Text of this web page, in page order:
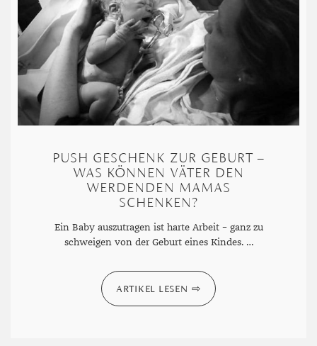
PUSH GESCHENK ZUR GEBURT –
WAS KÖNNEN VÄTER DEN
WERDENDEN MAMAS
SCHENKEN?
Ein Baby auszutragen ist harte Arbeit – ganz zu
schweigen von der Geburt eines Kindes. …
ARTIKEL LESEN